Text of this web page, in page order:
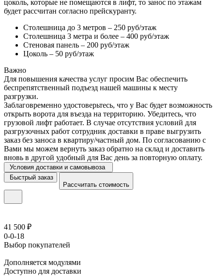
цоколь, которые не помещаются в лифт, то занос по этажам
будет рассчитан согласно прейскуранту.
Столешница до 3 метров – 250 руб/этаж
Столешница 3 метра и более – 400 руб/этаж
Стеновая панель – 200 руб/этаж
Цоколь – 50 руб/этаж
Важно
Для повышения качества услуг просим Вас обеспечить
беспрепятственный подъезд нашей машины к месту
разгрузки.
Заблаговременно удостоверьтесь, что у Вас будет возможность
открыть ворота для въезда на территорию. Убедитесь, что
грузовой лифт работает. В случае отсутствия условий для
разгрузочных работ сотрудник доставки в праве выгрузить
заказ без заноса в квартиру/частный дом. По согласованию с
Вами мы можем вернуть заказ обратно на склад и доставить
вновь в другой удобный для Вас день за повторную оплату.
Условия доставки и самовывоза
Быстрый заказ
Рассчитать стоимость
41 500 ₽
0-0-18
Выбор покупателей
Дополняется модулями
Доступно для доставки